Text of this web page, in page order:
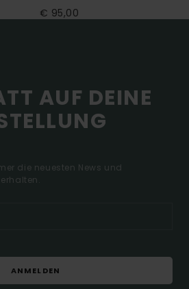
€ 95,00
AUF DEINE
die neuesten News und
ANMELDEN